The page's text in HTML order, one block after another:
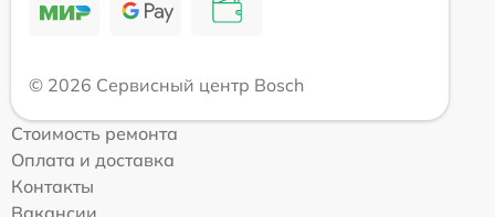
© 2026 Сервисный центр Bosch
Стоимость ремонта
Оплата и доставка
Контакты
Вакансии